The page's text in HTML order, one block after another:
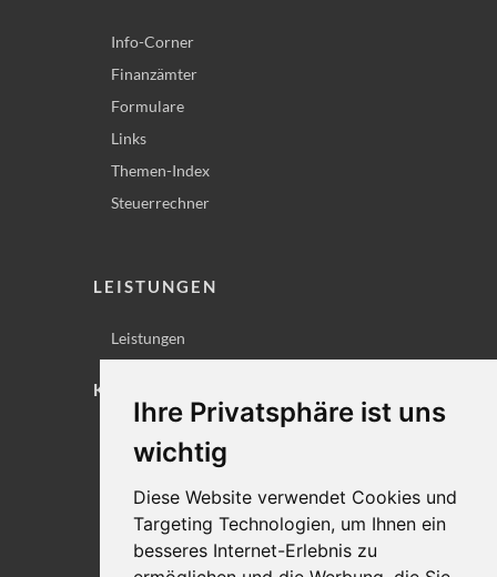
Ihre Privatsphäre ist uns
wichtig
Diese Website verwendet Cookies und
Targeting Technologien, um Ihnen ein
besseres Internet-Erlebnis zu
Info-Corner
Finanzämter
Formulare
Links
Themen-Index
Steuerrechner
LEISTUNGEN
Leistungen
KONTAKT
Lageplan
Datenschutz
Cookie-Einstellungen